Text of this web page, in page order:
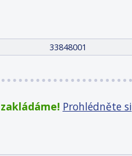
33848001
Prohlédněte si